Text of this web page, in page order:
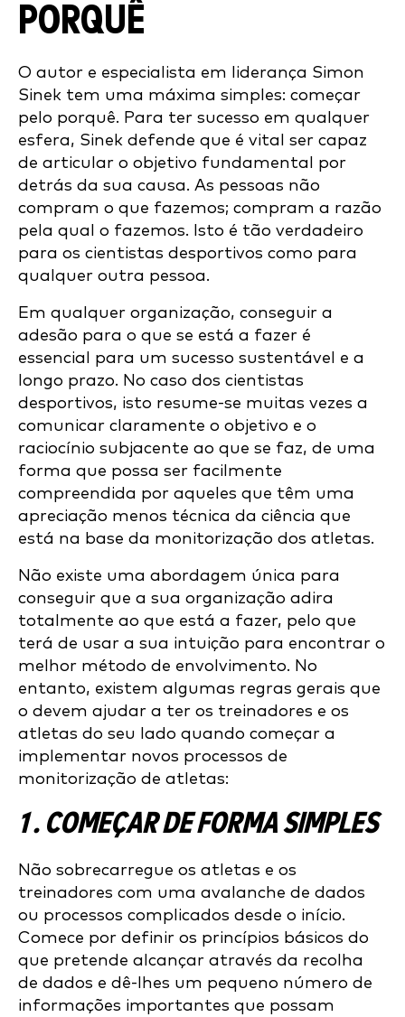
PORQUÊ
O autor e especialista em liderança Simon
Sinek tem uma máxima simples: começar
pelo porquê. Para ter sucesso em qualquer
esfera, Sinek defende que é vital ser capaz
de articular o objetivo fundamental por
detrás da sua causa. As pessoas não
compram o que fazemos; compram a razão
pela qual o fazemos. Isto é tão verdadeiro
para os cientistas desportivos como para
qualquer outra pessoa.
Em qualquer organização, conseguir a
adesão para o que se está a fazer é
essencial para um sucesso sustentável e a
longo prazo. No caso dos cientistas
desportivos, isto resume-se muitas vezes a
comunicar claramente o objetivo e o
raciocínio subjacente ao que se faz, de uma
forma que possa ser facilmente
compreendida por aqueles que têm uma
apreciação menos técnica da ciência que
está na base da monitorização dos atletas.
Não existe uma abordagem única para
conseguir que a sua organização adira
totalmente ao que está a fazer, pelo que
terá de usar a sua intuição para encontrar o
melhor método de envolvimento. No
entanto, existem algumas regras gerais que
o devem ajudar a ter os treinadores e os
atletas do seu lado quando começar a
implementar novos processos de
monitorização de atletas:
1 . COMEÇAR DE FORMA SIMPLES
Não sobrecarregue os atletas e os
treinadores com uma avalanche de dados
ou processos complicados desde o início.
Comece por definir os princípios básicos do
que pretende alcançar através da recolha
de dados e dê-lhes um pequeno número de
informações importantes que possam